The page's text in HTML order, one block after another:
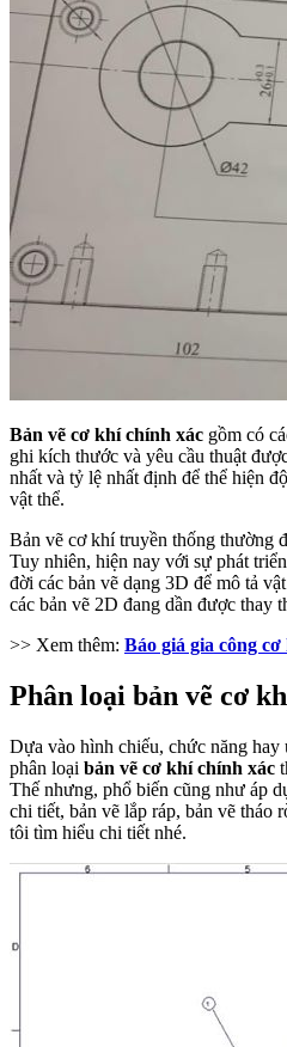
Bản vẽ cơ khí chính xác gồm có
ghi kích thước và yêu cầu thuật
nhất và tỷ lệ nhất định để thể hiện
vật thể.
Bản vẽ cơ khí truyền thống thường
Tuy nhiên, hiện nay với sự phát
đời các bản vẽ dạng 3D để mô tả
các bản vẽ 2D đang dần được thay
>> Xem thêm: Báo giá gia công
Phân loại bản vẽ cơ
Dựa vào hình chiếu, chức năng hay
phân loại bản vẽ cơ khí chính xác
Thế nhưng, phổ biến cũng như áp
chi tiết, bản vẽ lắp ráp, bản vẽ tháo
tôi tìm hiểu chi tiết nhé.